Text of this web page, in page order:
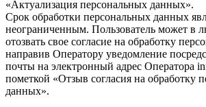
«Актуализация персональных данных».
Срок обработки персональных данных
неограниченным. Пользователь может в
отозвать свое согласие на обработку
направив Оператору уведомление
почты на электронный адрес Оператора
пометкой «Отзыв согласия на обработку
данных».